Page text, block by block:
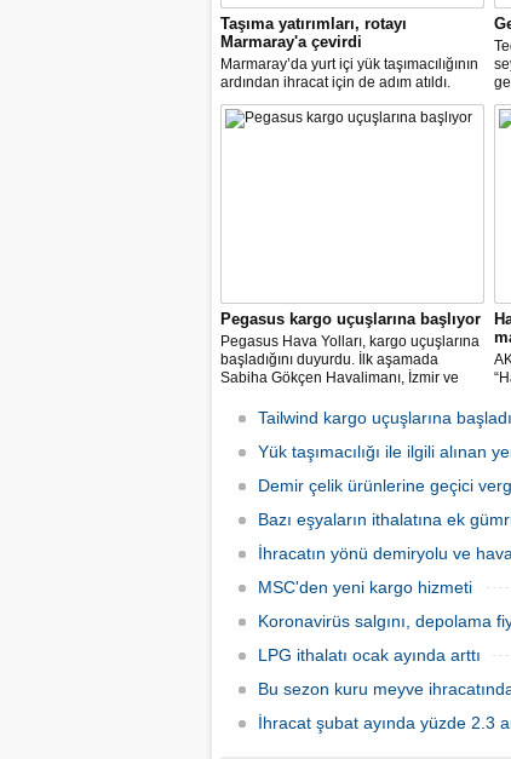
Taşıma yatırımları, rotayı
Marmaray'a çevirdi
Marmaray’da yurt içi yük taşımacılığının
ardından ihracat için de adım atıldı.
Karayolundaki engellerin aşılmasıyla
ihracatın hızlanacağını vurgulayan
Pegasus kargo uçuşlarına başlıyor
Pegasus Hava Yolları, kargo uçuşlarına
başladığını duyurdu. İlk aşamada
Sabiha Gökçen Havalimanı, İzmir ve
dahilindeki yurt içi ve yurt dışı noktalara
Tailwind kargo uçuşlarına başladı
Yük taşımacılığı ile ilgili alınan
Demir çelik ürünlerine geçici
Bazı eşyaların ithalatına ek
İhracatın yönü demiryolu ve
MSC'den yeni kargo hizmeti
Koronavirüs salgını, depolama
LPG ithalatı ocak ayında arttı
Bu sezon kuru meyve
İhracat şubat ayında yüzde 2.3